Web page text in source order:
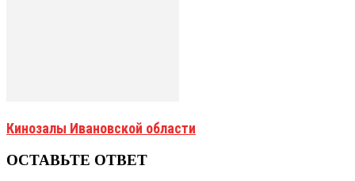
Кинозалы Ивановской области
ОСТАВЬТЕ ОТВЕТ